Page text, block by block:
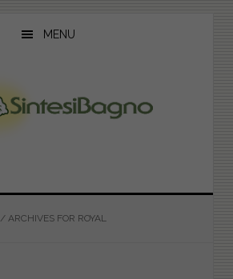
MENU
/ARCHIVES FOR ROYAL